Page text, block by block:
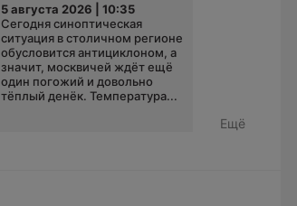
5 августа 2026 | 10:35
Сегодня синоптическая
ситуация в столичном регионе
обусловится антициклоном, а
значит, москвичей ждёт ещё
один погожий и довольно
тёплый денёк. Температура...
Ещё